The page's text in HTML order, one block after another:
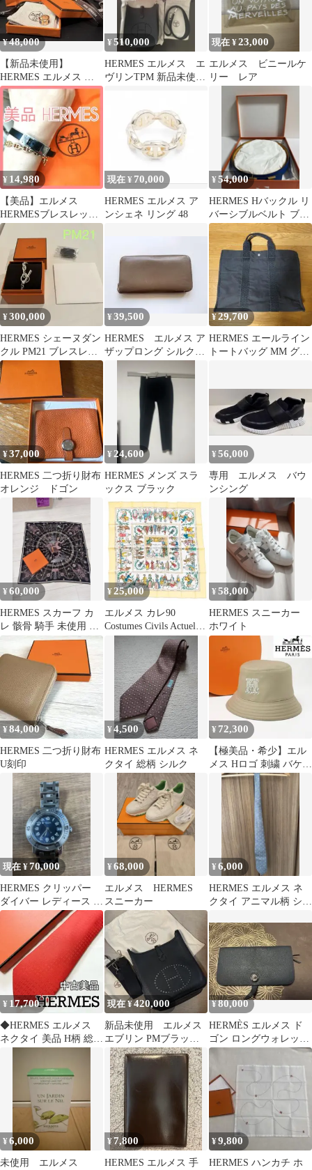
¥48,000
【新品未使用】
HERMES エルメス イ
ヤーカフ オランプ
¥510,000
HERMES エルメス エ
ヴリンTPM 新品未使用
現在 ¥23,000
エルメス ビニールケ
リー レア
¥ 14,980
【美品】エルメス
HERMESブレスレット
正規品ケリーアルディ
オン黒87-1
現在 ¥ 70,000
HERMES エルメス ア
ンシェネ リング 48
¥54,000
HERMES Hバックル リ
バーシブルベルト ブル
ー イエロー
¥300,000
HERMES シェーヌダン
クル PM21 ブレスレッ
ト
¥39,500
HERMES エルメス ア
ザップロング シルクイ
□O刻印
¥29,700
HERMES エールライン
トートバッグ MM グレ
¥37,000
HERMES 二つ折り財布
オレンジ ドゴン
¥ 24,600
HERMES メンズ スラ
ックス ブラック
¥56,000
専用 エルメス バウ
ンシング
¥60,000
HERMES スカーフ カ
レ 骸骨 騎手 未使用 エ
ルメス 70 セラフェット
¥25,000
エルメス カレ90
Costumes Civils Actuels
¥58,000
HERMES スニーカー
ホワイト
¥84,000
HERMES 二つ折り財布
U刻印
¥4,500
HERMES エルメス ネ
クタイ 総柄 シルク
¥ 72,300
【極美品・希少】エル
メス Hロゴ 刺繍 バケッ
トハット 帽子 ベージュ
箱付き
現在 ¥70,000
HERMES クリッパー
ダイバー レディース 腕
時計
¥68,000
エルメス HERMES
スニーカー
¥6,000
HERMES エルメス ネ
クタイ アニマル柄 シル
¥ 17,700
◆HERMES エルメス
ネクタイ 美品 H柄 総柄
現在 ¥420,000
新品未使用 エルメス
エブリン PMブラック
シルバー金具⬜︎L刻印
ショルダー
¥80,000
HERMÈS エルメス ド
ゴン ロングウォレット
長財布 ブルー系 正規品
¥6,000
未使用 エルメス
¥7,800
HERMES エルメス 手
¥9,800
HERMES ハンカチ ホ